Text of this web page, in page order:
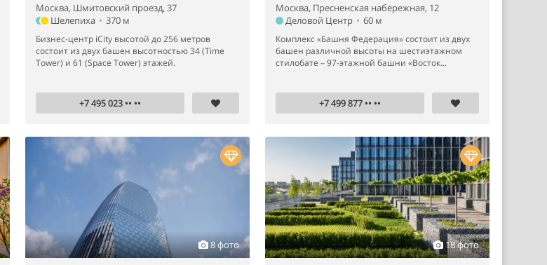
Москва, Шмитовский проезд, 37
Шелепиха • 370 м
Бизнес-центр iCity высотой до 256 метров
состоит из двух башен высотностью 34 (Time
Tower) и 61 (Space Tower) этажей.
+7 495 023 •• ••
Москва, Пресненская набережная, 12
Деловой Центр • 60 м
Комплекс «Башня Федерация» состоит из двух
башен различной высоты на шестиэтажном
стилобате – 97-этажной башни «Восток...
+7 499 877 •• ••
8 фото 18 фото